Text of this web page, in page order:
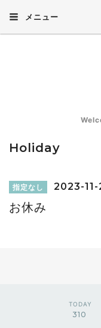
メニュー
Holiday
指定なし 2023-11-
お休み
TODAY
310